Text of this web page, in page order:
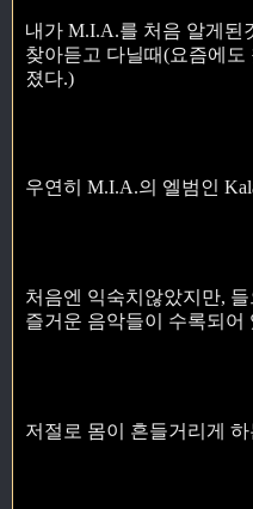
내가 M.I.A.를 처음 알게된
찾아듣고 다닐때(요즘에도
졌다.)
우연히 M.I.A.의 엘범인
처음엔 익숙치않았지만,
즐거운 음악들이 수록되어
저절로 몸이 흔들거리게